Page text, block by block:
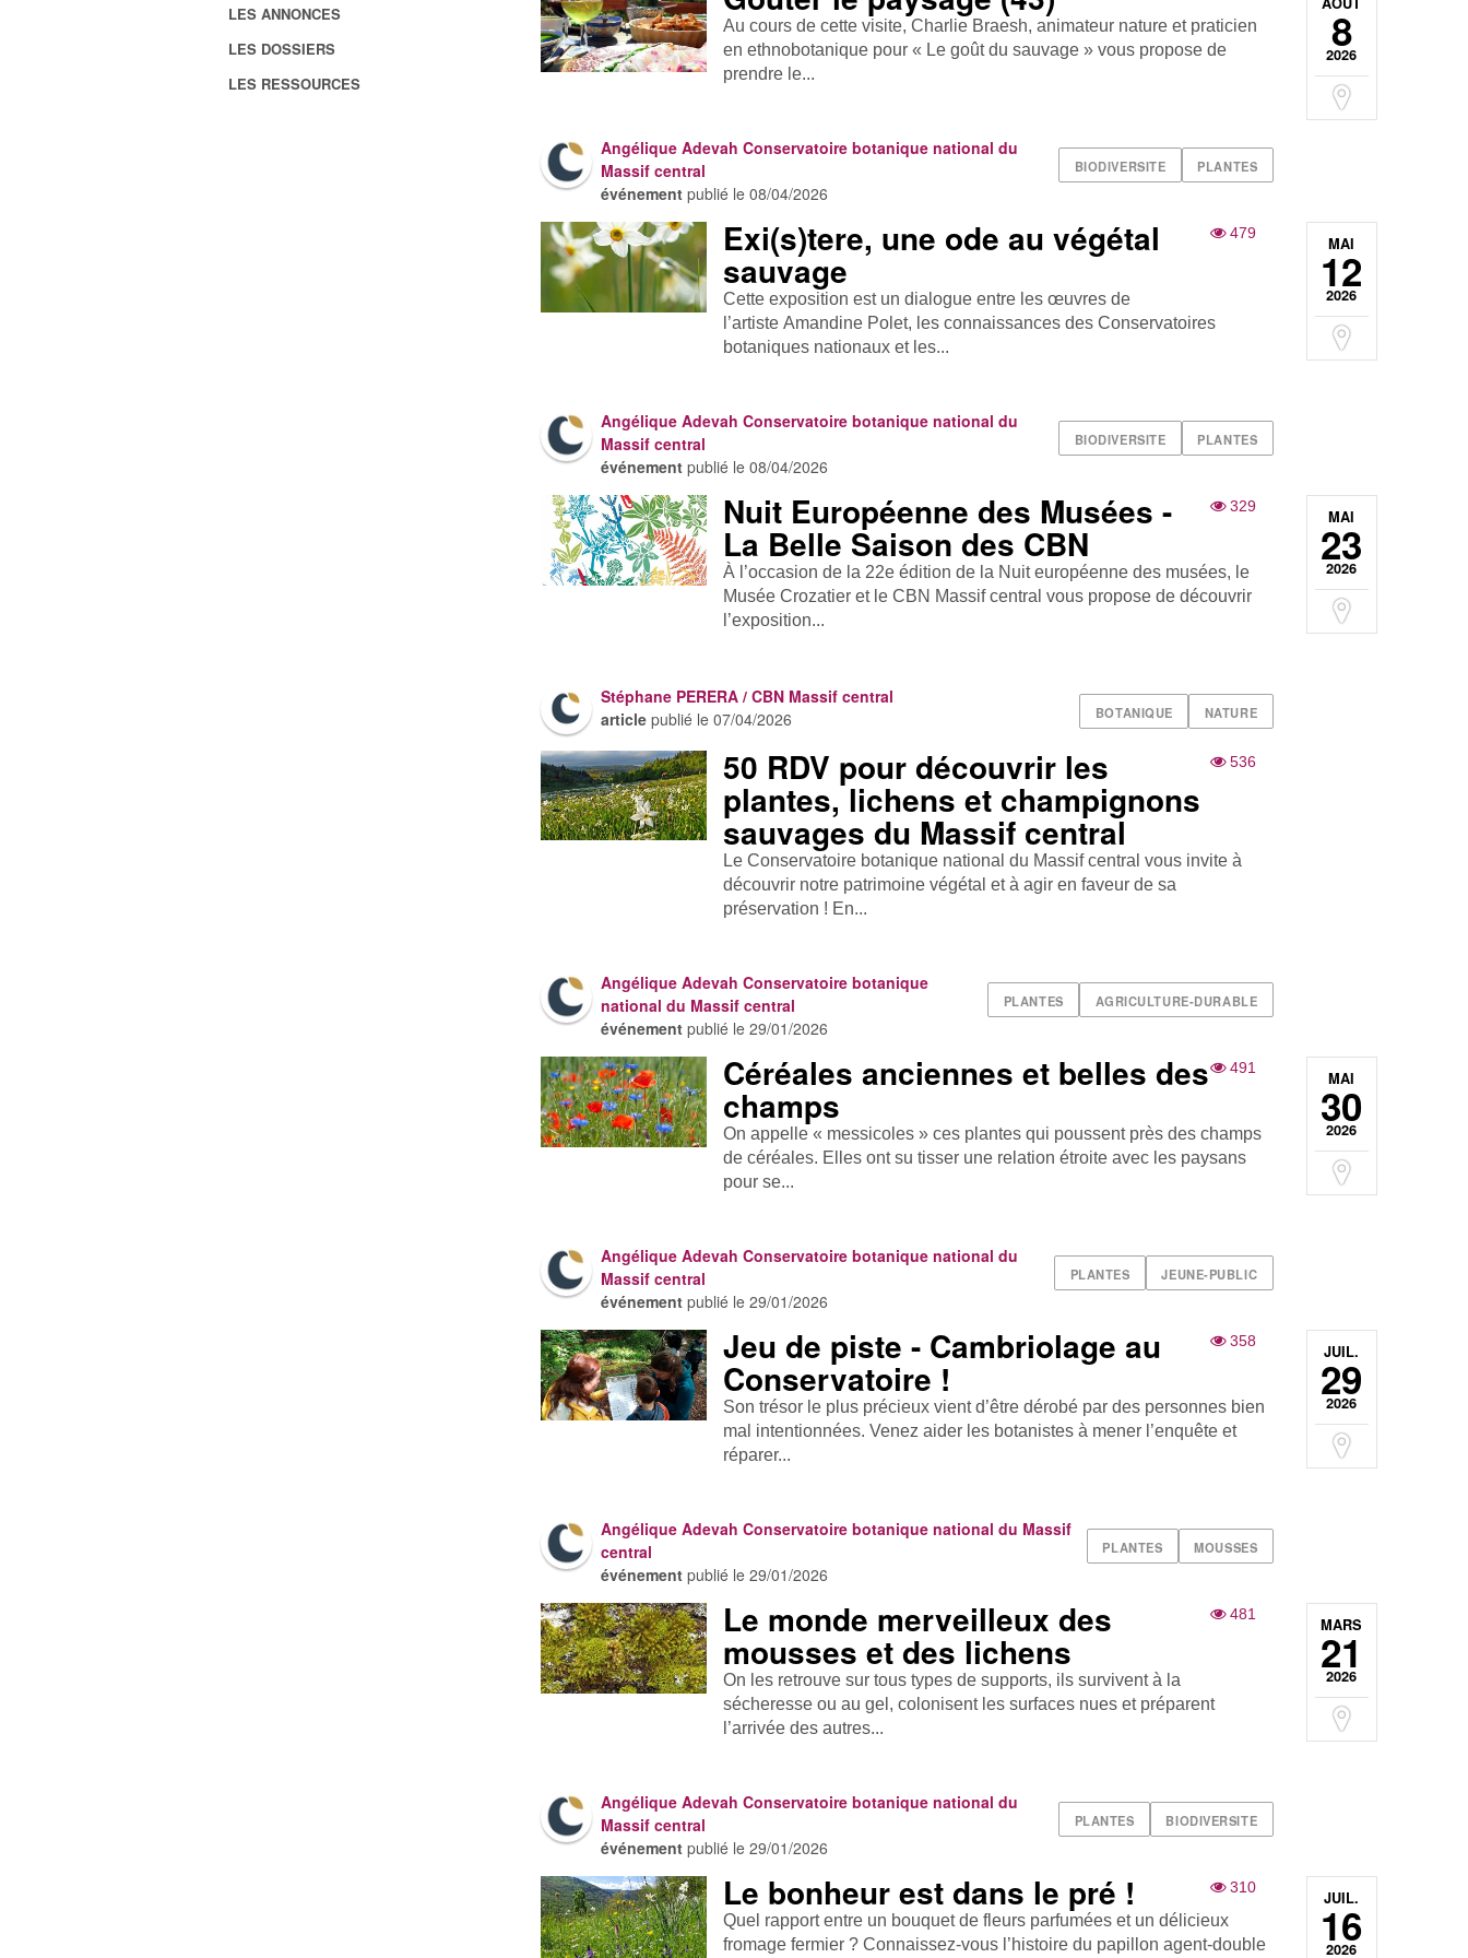
LES ANNONCES
LES DOSSIERS
LES RESSOURCES
8
2026
Au cours de cette visite, Charlie Braesh, animateur nature et praticien
en ethnobotanique pour « Le goût du sauvage » vous propose de
prendre le...
BIODIVERSITE PLANTES
Angélique Adevah Conservatoire botanique national du
Massif central
événement publié le08/04/2026
MAI
12
2026
479
Exi(s)tere, une ode au végétal
sauvage
Cette exposition est un dialogue entre les œuvres de
l’artiste Amandine Polet, les connaissances des Conservatoires
botaniques nationaux et les...
BIODIVERSITE PLANTES
Angélique Adevah Conservatoire botanique national du
Massif central
événement publié le08/04/2026
MAI
23
2026
329
Nuit Européenne des Musées -
La Belle Saison des CBN
À l’occasion de la 22e édition de la Nuit européenne des musées, le
Musée Crozatier et le CBN Massif central vous propose de découvrir
l’exposition...
BOTANIQUE NATURE
Stéphane PERERA / CBN Massif central
article publié le07/04/2026
536
50 RDV pour découvrir les
plantes, lichens et champignons
sauvages du Massif central
Le Conservatoire botanique national du Massif central vous invite à
découvrir notre patrimoine végétal et à agir en faveur de sa
préservation ! En...
PLANTES AGRICULTURE-DURABLE
Angélique Adevah Conservatoire botanique
national du Massif central
événement publié le29/01/2026
MAI
30
2026
491
Céréales anciennes et belles des
champs
On appelle « messicoles » ces plantes qui poussent près des champs
de céréales. Elles ont su tisser une relation étroite avec les paysans
pour se...
PLANTES JEUNE-PUBLIC
Angélique Adevah Conservatoire botanique national du
Massif central
événement publié le29/01/2026
JUIL.
29
2026
358
Jeu de piste - Cambriolage au
Conservatoire !
Son trésor le plus précieux vient d’être dérobé par des personnes bien
mal intentionnées. Venez aider les botanistes à mener l’enquête et
réparer...
PLANTES MOUSSES
Angélique Adevah Conservatoire botanique national du Massif
central
événement publié le29/01/2026
MARS
21
2026
481
Le monde merveilleux des
mousses et des lichens
On les retrouve sur tous types de supports, ils survivent à la
sécheresse ou au gel, colonisent les surfaces nues et préparent
l’arrivée des autres...
PLANTES BIODIVERSITE
Angélique Adevah Conservatoire botanique national du
Massif central
événement publié le29/01/2026
JUIL.
16
2026
310
Le bonheur est dans le pré !
Quel rapport entre un bouquet de fleurs parfumées et un délicieux
fromage fermier ? Connaissez-vous l’histoire du papillon agent-double